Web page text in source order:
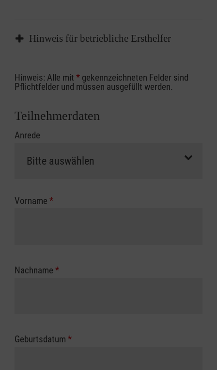
Hinweis für betriebliche Ersthelfer
Sofern Sie ein Kostenübernahmeverfahren
Ihrer Berufsgenossenschaft / Unfallkasse
Abrechnungsunterlagen spätestens zu
erfolgt eine Abrechnung der vollen Kursgebühr
Die notwendigen Formulare für die
zuständigen Berufsgenossenschaft oder
Hinweis: Alle mit * gekennzeichneten Felder sind
Pflichtfelder und müssen ausgefüllt werden.
Teilnehmerdaten
Anrede
Vorname *
Nachname *
Geburtsdatum *